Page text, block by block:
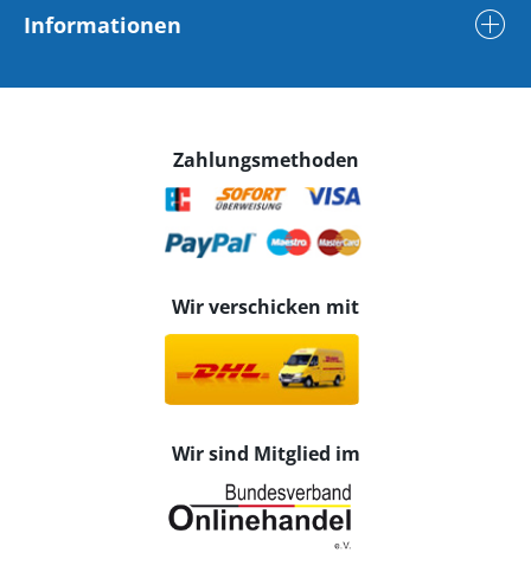
Informationen
Zahlungsmethoden
Wir verschicken mit
Wir sind Mitglied im